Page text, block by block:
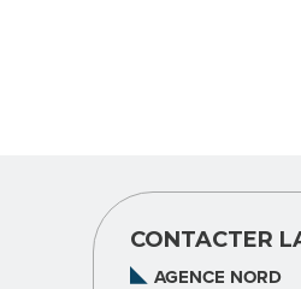
CONTACTER
AGENCE NORD